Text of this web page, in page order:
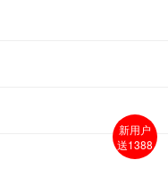
新用户
送1388